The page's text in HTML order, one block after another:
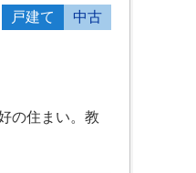
戸建て 中古
の住まい。教